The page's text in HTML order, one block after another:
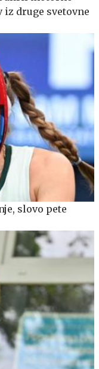
druge svetovne
slovo pete